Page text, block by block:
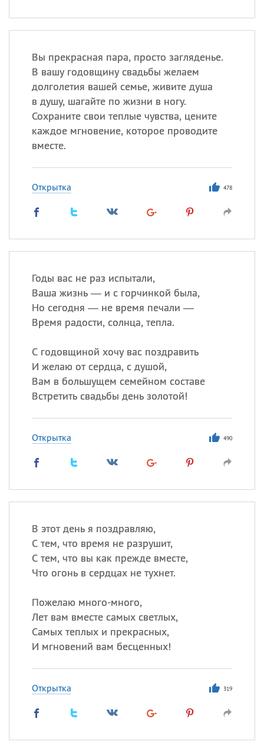
Вы прекрасная пара, просто загляденье.
В вашу годовщину свадьбы желаем
долголетия вашей семье, живите душа
в душу, шагайте по жизни в ногу.
Сохраните свои теплые чувства, цените
каждое мгновение, которое проводите
вместе.
Открытка 478
Годы вас не раз испытали,
Ваша жизнь — и с горчинкой была,
Но сегодня — не время печали —
Время радости, солнца, тепла.
С годовщиной хочу вас поздравить
И желаю от сердца, с душой,
Вам в большущем семейном составе
Встретить свадьбы день золотой!
Открытка 490
В этот день я поздравляю,
С тем, что время не разрушит,
С тем, что вы как прежде вместе,
Что огонь в сердцах не тухнет.
Пожелаю много-много,
Лет вам вместе самых светлых,
Самых теплых и прекрасных,
И мгновений вам бесценных!
Открытка 319